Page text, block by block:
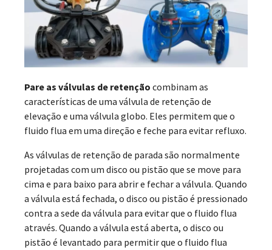
Pare as válvulas de retenção combinam as
características de uma válvula de retenção de
elevação e uma válvula globo. Eles permitem que o
fluido flua em uma direção e feche para evitar refluxo.
As válvulas de retenção de parada são normalmente
projetadas com um disco ou pistão que se move para
cima e para baixo para abrir e fechar a válvula. Quando
a válvula está fechada, o disco ou pistão é pressionado
contra a sede da válvula para evitar que o fluido flua
através. Quando a válvula está aberta, o disco ou
pistão é levantado para permitir que o fluido flua